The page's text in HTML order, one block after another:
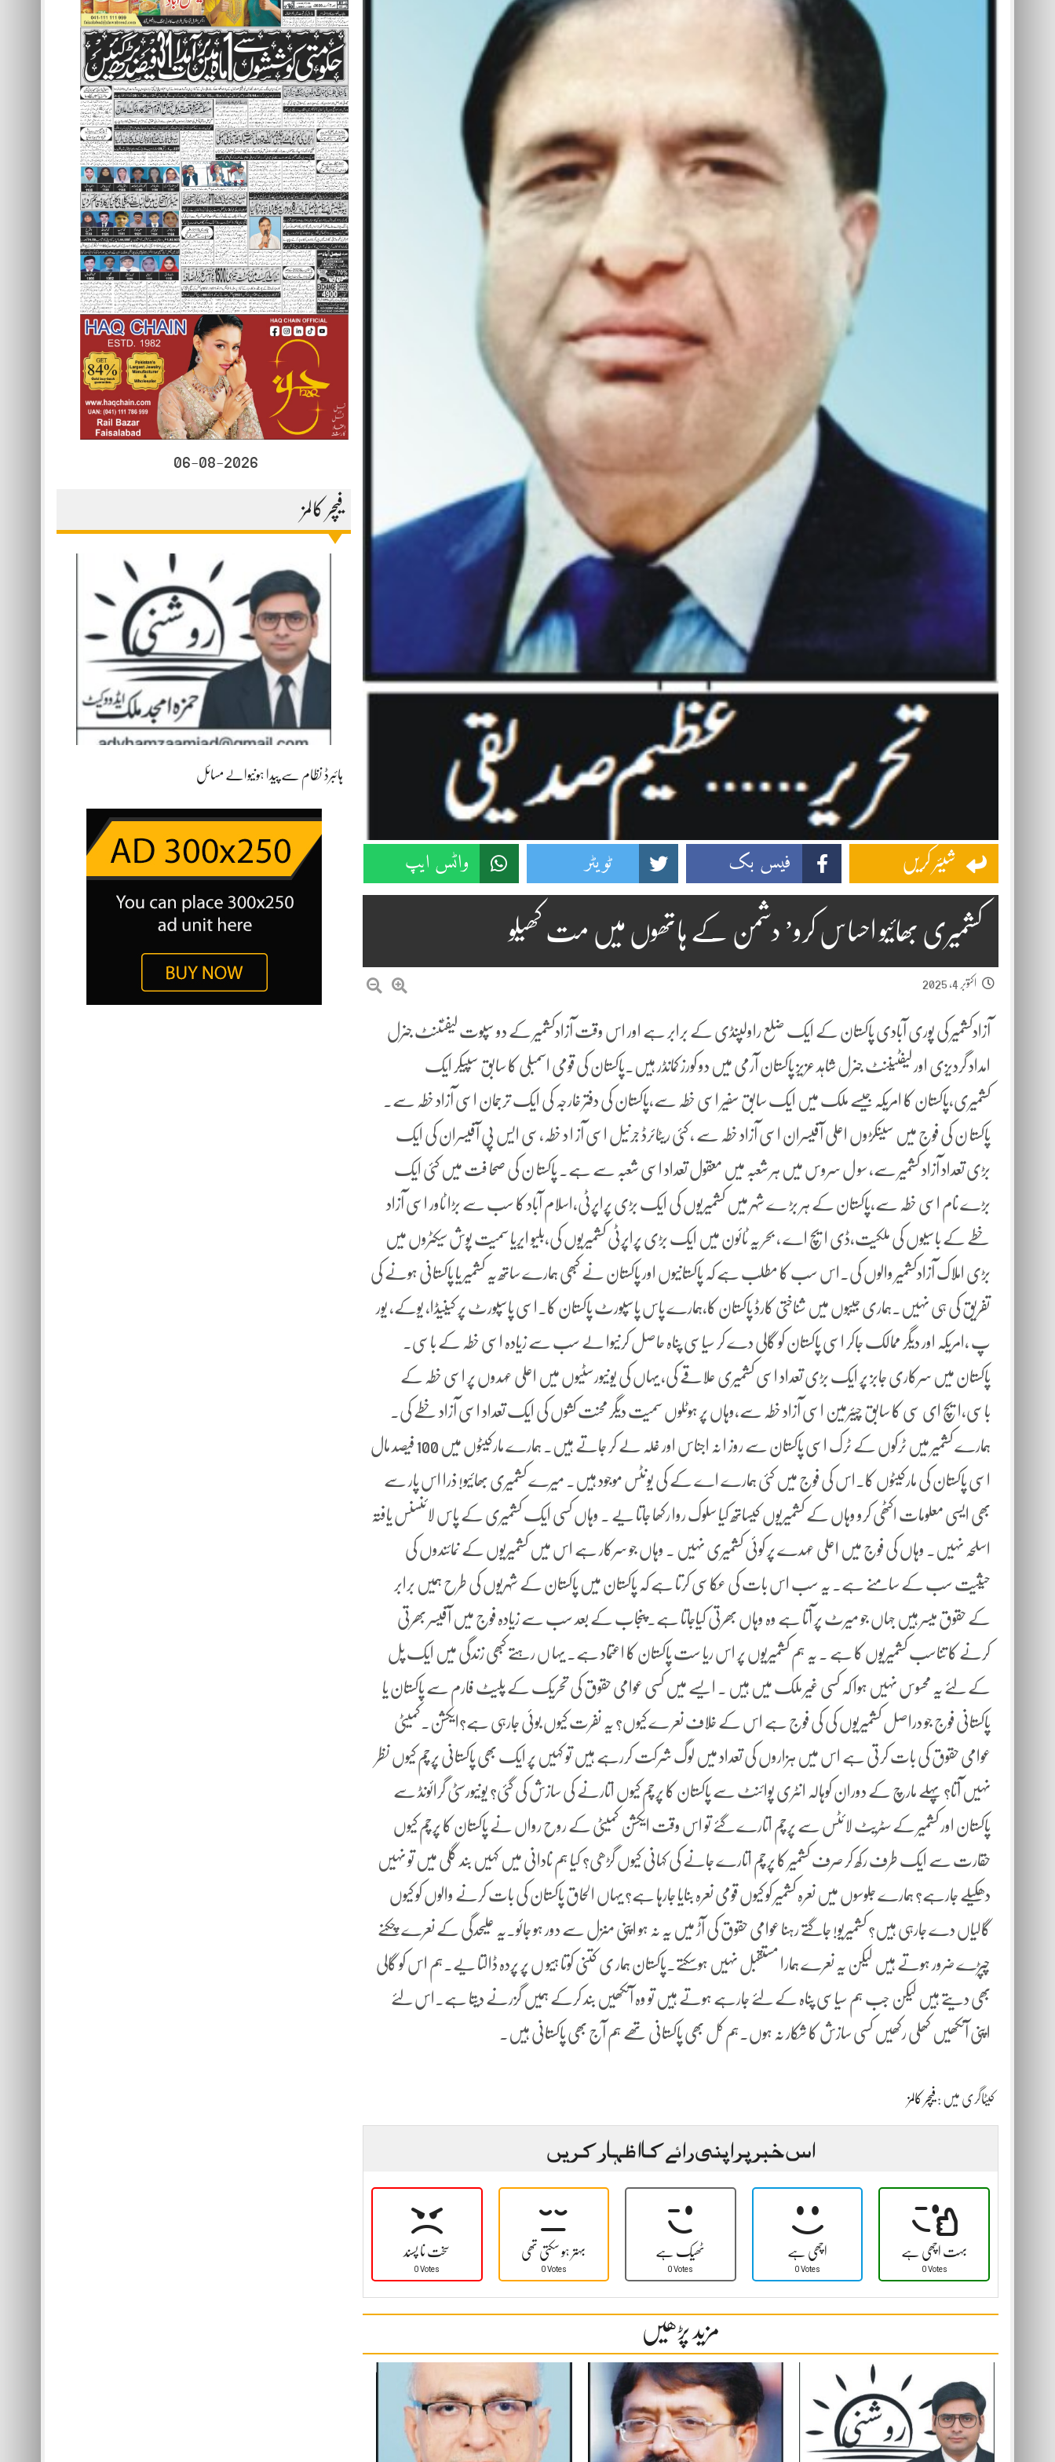
06-08-2026
فیچر کالمز
ہائبرڈ نظام سے پیدا ہونیوالے مسائل
شیئر کریں فیس بک ٹویٹر واٹس ایپ
کشمیری بھائیو احساس کرو’ دشمن کے ہاتھوں میں مت کھیلو
اکتوبر 4, 2025
آزادکشمیر کی پوری آبادی پاکستان کے ایک ضلع راولپنڈی کے برابر ہے اور اس وقت آزادکشمیر کے دو سپوت لیفٹننٹ جنرل
امداد گردیزی اور لیفٹیننٹ جنرل شاہد عزیز پاکستان آرمی میں دو کورز کمانڈر ہیں۔پاکستان کی قومی اسمبلی کا سابق سپیکر ایک
کشمیری،پاکستان کا امریکہ جیسے ملک میں ایک سابق سفیر اسی خطہ سے،پاکستان کی دفتر خارجہ کی ایک ترجمان اسی آزاد خطہ سے۔
پاکستا ن کی فوج میں سینکڑوں اعلی آفیسران اسی آزاد خطہ سے ، کئی ریٹائرڈ جرنیل اسی آز ا د خطہ،سی ایس پی آفیسران کی ایک
بڑی تعداد آزاد کشمیر سے، سو ل سروس میں ہر شعبہ میں معقول تعداد اسی شعبہ سے ہے۔ پاکستا ن کی صحا فت میں کئی ایک
بڑے نام اسی خطہ سے،پاکستان کے ہر بڑ ے شہر میں کشمیریوں کی ایک بڑی پراپرٹی،اسلام آباد کا سب سے بڑا ٹاور اسی آزاد
خطے کے باسیوں کی ملکیت،ڈی ایچ اے ، بحر یہ ٹائون میں ایک بڑی پراپرٹی کشمیریوں کی،بلیو ایریا سمیت پوش سیکٹروں میں
بڑی املاک آزادکشمیر والوں کی۔اس سب کا مطلب ہے کہ پاکستانیوں اور پاکستان نے کبھی ہمارے ساتھ یہ کشمیر یا پاکستانی ہونے کی
تفریق کی ہی نہیں۔ہماری جیبوں میں شناختی کارڈ پاکستان کا،ہمارے پاس پاسپورٹ پاکستان کا۔اسی پاسپورٹ پر کینیڈا، یوکے، یور
پ ،امریکہ اور دیگر ممالک جاکر اسی پاکستان کو گالی دے کر سیاسی پناہ حاصل کرنیوا لے سب سے زیادہ اسی خطہ کے باسی۔
پاکستان میں سرکاری جابز پر ایک بڑی تعداد اسی کشمیری علاقے کی، یہاں کی یونیورسٹیوں میں اعلی عہدوں پر اسی خطہ کے
باسی،ایچ ای سی کا سابق چیئرمین اسی آزاد خطہ سے،وہاں پر ہوٹلوں سمیت دیگر محنت کشوں کی ایک تعداد اسی آزاد خطے کی۔
ہمارے کشمیر میں ٹرکوں کے ٹرک اسی پاکستان سے روز ا نہ اجناس اور غلہ لے کر جاتے ہیں۔ ہمارے مارکیٹوں میں 100 فیصد مال
اسی پاکستان کی مارکیٹوں کا۔اس کی فوج میں کئی ہمارے اے کے کی یونٹس موجود ہیں۔ میرے کشمیری بھائیو! ذرا اس پار سے
بھی ایسی معلومات اکٹھی کرو وہاں کے کشمیریوں کیساتھ کیا سلوک روا رکھا جاتا یے ۔ وہاں کسی ایک کشمیری کے پاس لائنسنس یافتہ
اسلحہ نہیں۔ وہاں کی فوج میں اعلی عہدے پر کوئی کشمیری نہیں ۔ وہاں جو سرکار ہے اس میں کشمیریوں کے نمائندوں کی
حیثیت سب کے سامنے ہے۔ یہ سب اس بات کی عکاسی کرتا ہے کہ پاکستان میں پاکستان کے شہریوں کی طرح ہمیں برابر
کے حقوق میسر ہیں جہاں جو میرٹ پر آتا ہے وہ وہاں بھرتی کیاجاتا ہے۔پنجاب کے بعد سب سے زیادہ فوج میں آفیسر بھرتی
کرنے کا تناسب کشمیریوں کا ہے ۔ یہ ہم کشمیریوں پر اس ریا ست پاکستان کا اعتماد ہے۔ یہا ں رہتے کبھی زندگی میں ایک پل
کے لئے یہ محسوس نہیں ہوا کہ کسی غیر ملک میں ہیں ۔ ایسے میں کسی عوامی حقوق کی تحریک کے پلیٹ فارم سے پاکستان یا
پاکستانی فوج جو دراصل کشمیریوں کی کی فوج ہے اس کے خلاف نعر ے کیوں؟ یہ نفرت کیوں بوئی جارہی ہے؟ایکشن۔کمیٹی
عوامی حقوق کی بات کرتی ہے اس میں ہزاروں کی تعداد میں لوگ شرکت کررہے ہیں تو کہیں پر ایک بھی پاکستانی پرچم کیوں نظر
نہیں آتا؟ پہلے مارچ کے دوران کوہالہ انٹری پوائنٹ سے پاکستان کا پرچم کیوں اتارنے کی سازش کی گئی؟ یونیورسٹی گرائونڈ سے
پاکستان اور کشمیر کے سٹریٹ لائٹس سے پرچم اتارے گئے تو اس وقت ایکشن کمیٹی کے روح رواں نے پاکستان کا پرچم کیوں
حقارت سے ایک طرف رکھ کر صرف کشمیر کا پرچم اتارے جانے کی کہانی کیوں گڑھی؟ کیا ہم نادانی میں کہیں بند گلی میں تو نہیں
دھکیلے جارہے؟ ہمارے جلوسوں میں نعرہ کشمیر کو کیوں قومی نعرہ بنایا جارہا ہے؟ یہاں الحاق پاکستان کی بات کرنے والوں کو کیوں
گالیاں دے جارہی ہیں؟ کشمیریو! جاگتے رہنا عوامی حقوق کی آڑ میں یہ نہ ہو اپنی منزل سے دور ہو جائو۔یہ علیحدگی کے نعرے چکنے
چپڑے ضرور ہوتے ہیں لیکن یہ نعرے ہمارا مستقبل نہیں ہوسکتے۔پاکستان ہمار ی کتنی کوتا ہیو ں پر پردہ ڈالتا یے۔ہم اس کو گالی
بھی دیتے ہیں لیکن جب ہم سیاسی پناہ کے لئے جارہے ہوتے ہیں تو وہ آنکھیں بند کرکے ہمیں گزرنے دیتا ہے۔اس لئے
اپنی آنکھیں کھلی رکھیں کسی سازش کا شکار نہ ہوں۔ہم کل بھی پاکستانی تھے ہم آج بھی پاکستانی ہیں۔
کیٹاگری میں :فیچر کالمز
اس خبر پر اپنی رائے کا اظہار کریں
سخت نا پسند
0 Votes
بہتر ہو سکتی تھی
0 Votes
ٹھیک ہے
0 Votes
اچھی ہے
0 Votes
بہت اچھی ہے
0 Votes
مزید پڑھیں